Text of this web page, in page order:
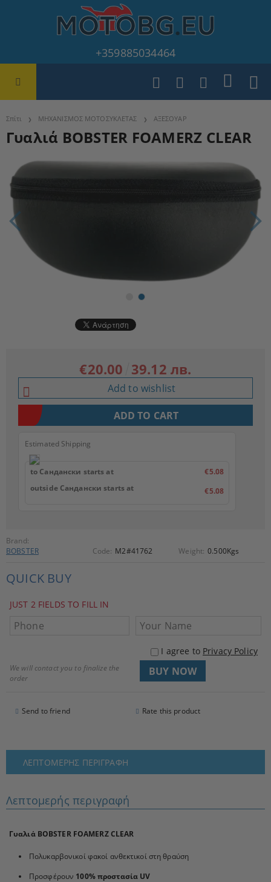
+359885034464
Σπίτι ΜΗΧΑΝΙΣΜΟΣ ΜΟΤΟΣΥΚΛΕΤΑΣ ΑΞΕΣΟΥΑΡ
Γυαλιά BOBSTER FOAMERZ CLEAR
Brand:
BOBSTER
Code: M2#41762 Weight: 0.500Kgs
QUICK BUY
JUST 2 FIELDS TO FILL IN
I agree to Privacy Policy
We will contact you to finalize the
order
Send to friend Rate this product
€20.00 39.12 лв.
Add to wishlist
Estimated Shipping
to Сандански starts at
€5.08
outside Сандански starts at
€5.08
ΛΕΠΤΟΜΕΡΉΣ ΠΕΡΙΓΡΑΦΉ
Λεπτομερής περιγραφή
Γυαλιά BOBSTER FOAMERZ CLEAR
Πολυκαρβονικοί φακοί ανθεκτικοί στη θραύση
Προσφέρουν 100% προστασία UV